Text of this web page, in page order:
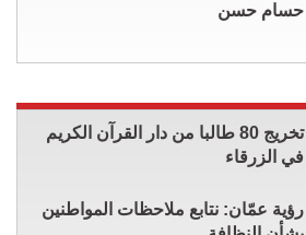
حسام حسن
تخريج 80 طالبا من دار القرآن الكريم
في الزرقاء
رؤية عمّان: نتابع ملاحظات المواطنين